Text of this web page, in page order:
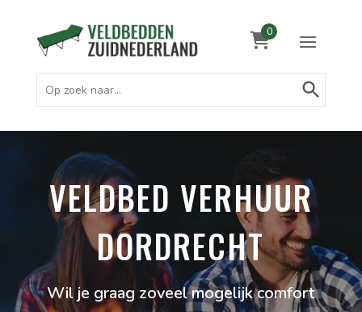
Zoek
naar:
Zoekknop
0
VELDBED VERHUUR
DORDRECHT
Wil je graag zoveel mogelijk comfort